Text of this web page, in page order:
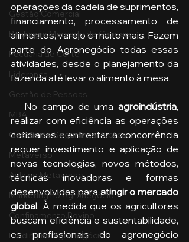
Gestão Comercial
Banking e Mercado de Capitais
Pecuária de Corte
Liderança
Gestão de Pessoas
MBA
Gestão de Segurança Publica
Metaverso
Aula no Metaverso
Marketing no Agronegócio
Confinamento Bovino
Holding no Agronegócio
operações da cadeia de suprimentos,
financiamento, processamento de
alimentos, varejo e muito mais. Fazem
parte do Agronegócio todas essas
atividades, desde o planejamento da
fazenda até levar o alimento à mesa.
   No campo de uma
agroindústria,
realizar com eficiência as operações
cotidianas e enfrentar a concorrência
requer investimento e aplicação de
novas tecnologias, novos métodos,
técnicas inovadoras e formas
desenvolvidas para atingir o mercado
global. À medida que os agricultores
buscam eficiência e sustentabilidade,
os profissionais do agronegócio